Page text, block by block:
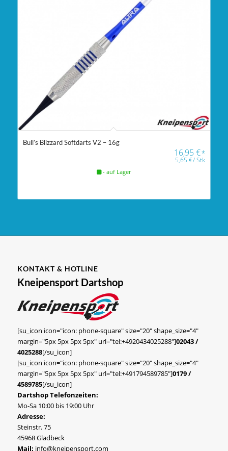
Bull’s Blizzard Softdarts V2 – 16g
16,95€*
5,65€/Stk
- auf Lager
KONTAKT & HOTLINE
Kneipensport Dartshop
[su_icon icon="icon: phone-square" size="20" shape_size="4"
margin="5px 5px 5px 5px" url="tel:+4920434025288"]02043 /
4025288[/su_icon]
[su_icon icon="icon: phone-square" size="20" shape_size="4"
margin="5px 5px 5px 5px" url="tel:+491794589785"]0179 /
4589785[/su_icon]
Dartshop Telefonzeiten:
Mo-Sa 10:00 bis 19:00 Uhr
Adresse:
Steinstr. 75
45968 Gladbeck
Mail: info@kneipensport.com